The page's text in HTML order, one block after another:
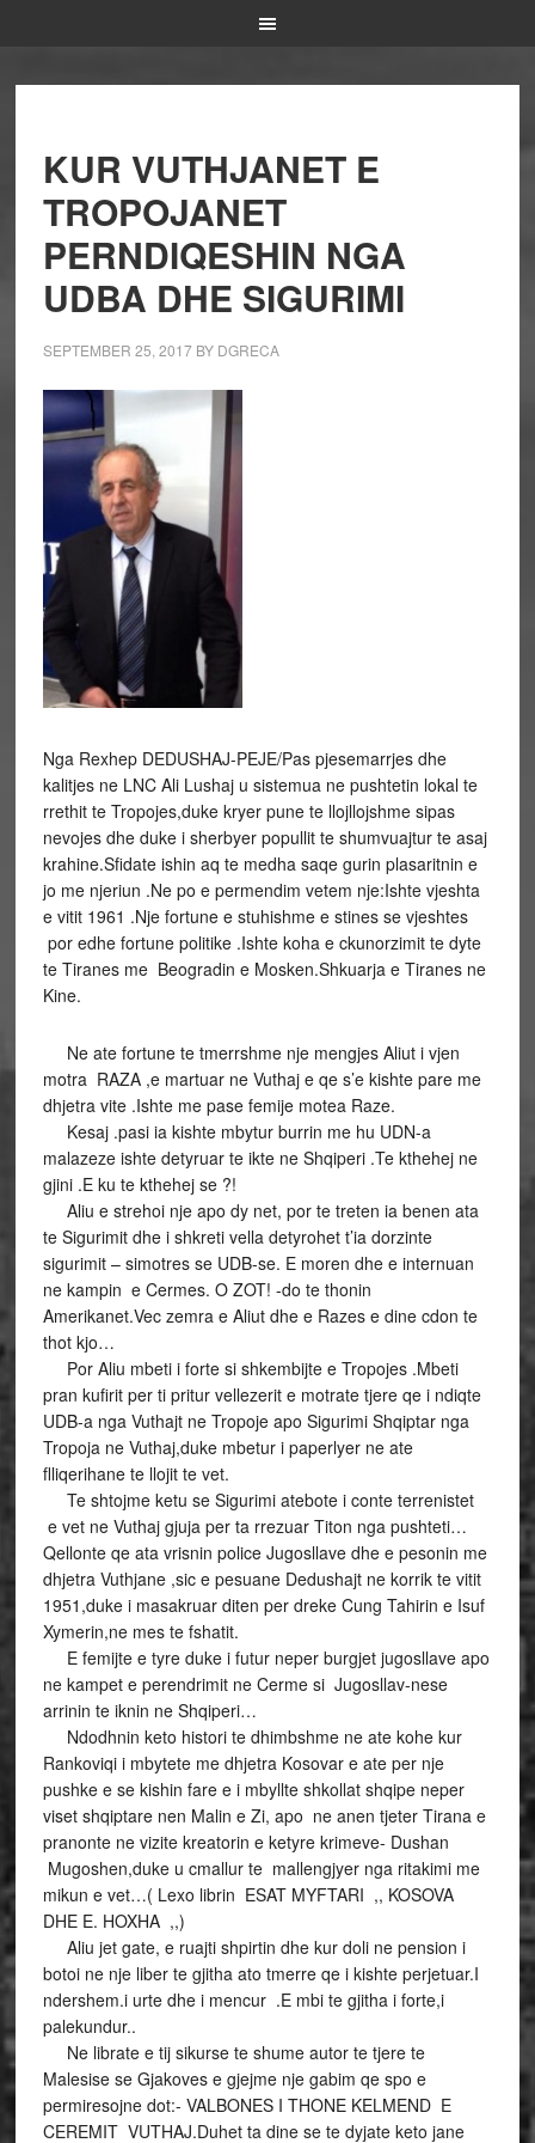
KUR VUTHJANET E
TROPOJANET
PERNDIQESHIN NGA
UDBA DHE SIGURIMI
SEPTEMBER 25, 2017BY DGRECA
Nga Rexhep DEDUSHAJ-PEJE/Pas pjesemarrjes dhe
kalitjes ne LNC Ali Lushaj u sistemua ne pushtetin lokal te
rrethit te Tropojes,duke kryer pune te llojllojshme sipas
nevojes dhe duke i sherbyer popullit te shumvuajtur te asaj
krahine.Sfidate ishin aq te medha saqe gurin plasaritnin e
jo me njeriun .Ne po e permendim vetem nje:Ishte vjeshta
e vitit 1961 .Nje fortune e stuhishme e stines se vjeshtes
por edhe fortune politike .Ishte koha e ckunorzimit te dyte
te Tiranes me Beogradin e Mosken.Shkuarja e Tiranes ne
Kine.
Ne ate fortune te tmerrshme nje mengjes Aliut i vjen
motra RAZA ,e martuar ne Vuthaj e qe s’e kishte pare me
dhjetra vite .Ishte me pase femije motea Raze.
Kesaj .pasi ia kishte mbytur burrin me hu UDN-a
malazeze ishte detyruar te ikte ne Shqiperi .Te kthehej ne
gjini .E ku te kthehej se ?!
Aliu e strehoi nje apo dy net, por te treten ia benen ata
te Sigurimit dhe i shkreti vella detyrohet t’ia dorzinte
sigurimit – simotres se UDB-se. E moren dhe e internuan
ne kampin e Cermes. O ZOT! -do te thonin
Amerikanet.Vec zemra e Aliut dhe e Razes e dine cdon te
thot kjo…
Por Aliu mbeti i forte si shkembijte e Tropojes .Mbeti
pran kufirit per ti pritur vellezerit e motrate tjere qe i ndiqte
UDB-a nga Vuthajt ne Tropoje apo Sigurimi Shqiptar nga
Tropoja ne Vuthaj,duke mbetur i paperlyer ne ate
flliqerihane te llojit te vet.
Te shtojme ketu se Sigurimi atebote i conte terrenistet
e vet ne Vuthaj gjuja per ta rrezuar Titon nga pushteti…
Qellonte qe ata vrisnin police Jugosllave dhe e pesonin me
dhjetra Vuthjane ,sic e pesuane Dedushajt ne korrik te vitit
1951,duke i masakruar diten per dreke Cung Tahirin e Isuf
Xymerin,ne mes te fshatit.
E femijte e tyre duke i futur neper burgjet jugosllave apo
ne kampet e perendrimit ne Cerme si Jugosllav-nese
arrinin te iknin ne Shqiperi…
Ndodhnin keto histori te dhimbshme ne ate kohe kur
Rankoviqi i mbytete me dhjetra Kosovar e ate per nje
pushke e se kishin fare e i mbyllte shkollat shqipe neper
viset shqiptare nen Malin e Zi, apo ne anen tjeter Tirana e
pranonte ne vizite kreatorin e ketyre krimeve- Dushan
Mugoshen,duke u cmallur te mallengjyer nga ritakimi me
mikun e vet…( Lexo librin ESAT MYFTARI ,, KOSOVA
DHE E. HOXHA ,,)
Aliu jet gate, e ruajti shpirtin dhe kur doli ne pension i
botoi ne nje liber te gjitha ato tmerre qe i kishte perjetuar.I
ndershem.i urte dhe i mencur .E mbi te gjitha i forte,i
palekundur..
Ne librate e tij sikurse te shume autor te tjere te
Malesise se Gjakoves e gjejme nje gabim qe spo e
permiresojne dot:- VALBONES I THONE KELMEND E
CEREMIT VUTHAJ.Duhet ta dine se te dyjate keto jane